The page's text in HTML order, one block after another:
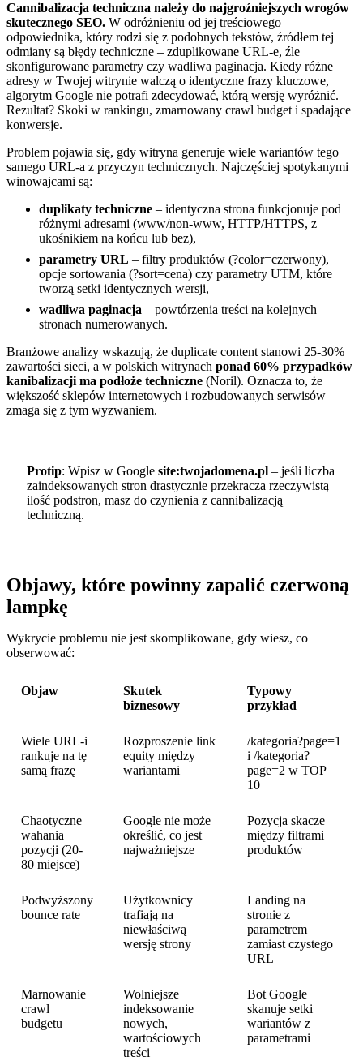
Cannibalizacja techniczna należy do najgroźniejszych wrogów
skutecznego SEO. W odróżnieniu od jej treściowego
odpowiednika, który rodzi się z podobnych tekstów, źródłem tej
odmiany są błędy techniczne – zduplikowane URL-e, źle
skonfigurowane parametry czy wadliwa paginacja. Kiedy różne
adresy w Twojej witrynie walczą o identyczne frazy kluczowe,
algorytm Google nie potrafi zdecydować, którą wersję wyróżnić.
Rezultat? Skoki w rankingu, zmarnowany crawl budget i spadające
konwersje.
Problem pojawia się, gdy witryna generuje wiele wariantów tego
samego URL-a z przyczyn technicznych. Najczęściej spotykanymi
winowajcami są:
duplikaty techniczne – identyczna strona funkcjonuje pod
różnymi adresami (www/non-www, HTTP/HTTPS, z
ukośnikiem na końcu lub bez),
parametry URL – filtry produktów (?color=czerwony),
opcje sortowania (?sort=cena) czy parametry UTM, które
tworzą setki identycznych wersji,
wadliwa paginacja – powtórzenia treści na kolejnych
stronach numerowanych.
Branżowe analizy wskazują, że duplicate content stanowi 25-30%
zawartości sieci, a w polskich witrynach ponad 60% przypadków
kanibalizacji ma podłoże techniczne (Noril). Oznacza to, że
większość sklepów internetowych i rozbudowanych serwisów
zmaga się z tym wyzwaniem.
Protip: Wpisz w Google site:twojadomena.pl– jeśli liczba
zaindeksowanych stron drastycznie przekracza rzeczywistą
ilość podstron, masz do czynienia z cannibalizacją
techniczną.
Objawy, które powinny zapalić czerwoną
lampkę
Wykrycie problemu nie jest skomplikowane, gdy wiesz, co
obserwować:
Objaw
Skutek
biznesowy
Typowy
przykład
Wiele URL-i
rankuje na tę
samą frazę
Rozproszenie link
equity między
wariantami
/kategoria?page=1
i /kategoria?
page=2 w TOP
10
Chaotyczne
wahania
pozycji (20-
80 miejsce)
Google nie może
określić, co jest
najważniejsze
Pozycja skacze
między filtrami
produktów
Podwyższony
bounce rate
Użytkownicy
trafiają na
niewłaściwą
wersję strony
Landing na
stronie z
parametrem
zamiast czystego
URL
Marnowanie
crawl
budgetu
Wolniejsze
indeksowanie
nowych,
wartościowych
treści
Bot Google
skanuje setki
wariantów z
parametrami